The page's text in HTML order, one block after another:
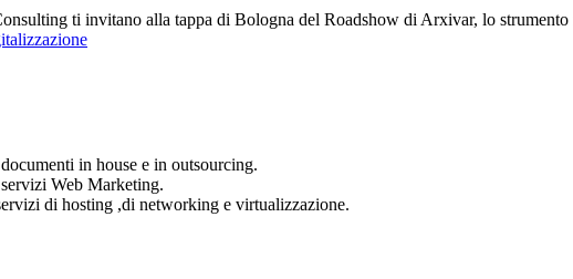
ti invitano alla tappa di Bologna del Roadshow di Arxivar, lo
in house e in outsourcing.
Web Marketing.
di hosting ,di networking e virtualizzazione.